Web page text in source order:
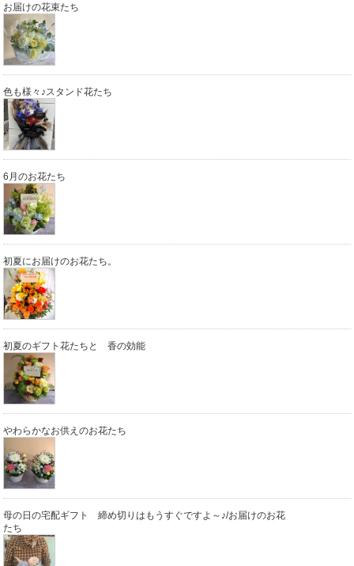
お届けの花束たち
色も様々♪スタンド花たち
6月のお花たち
初夏にお届けのお花たち。
初夏のギフト花たちと 香の効能
やわらかなお供えのお花たち
母の日の宅配ギフト 締め切りはもうすぐですよ～♪/お届けのお花
たち